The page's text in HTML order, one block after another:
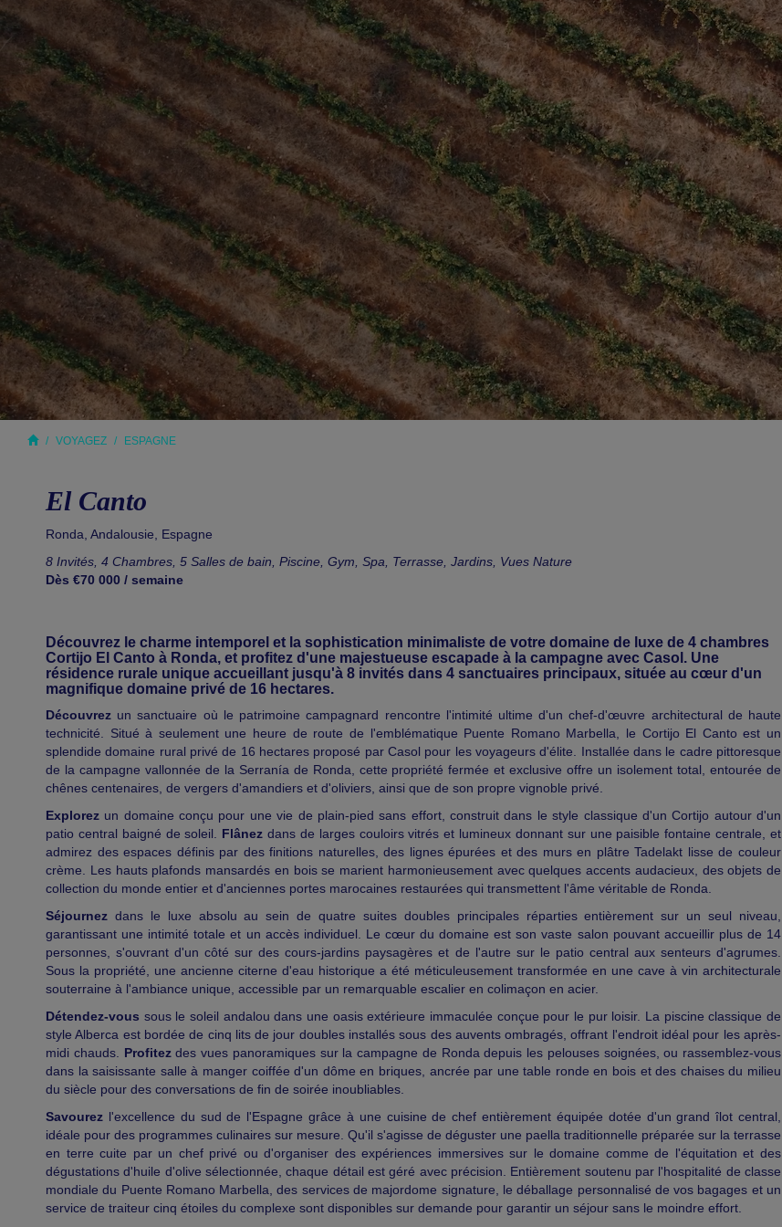
VOYAGEZ ESPAGNE
El Canto
Ronda, Andalousie, Espagne
8 Invités, 4 Chambres, 5 Salles de bain, Piscine, Gym, Spa, Terrasse, Jardins, Vues Nature
Dès €70 000 / semaine
Découvrez le charme intemporel et la sophistication minimaliste de votre domaine de luxe de 4 chambres
Cortijo El Canto à Ronda, et profitez d'une majestueuse escapade à la campagne avec Casol. Une
résidence rurale unique accueillant jusqu'à 8 invités dans 4 sanctuaires principaux, située au cœur d'un
magnifique domaine privé de 16 hectares.
Découvrez un sanctuaire où le patrimoine campagnard rencontre l'intimité ultime d'un chef-d'œuvre architectural de haute
technicité. Situé à seulement une heure de route de l'emblématique Puente Romano Marbella, le Cortijo El Canto est un
splendide domaine rural privé de 16 hectares proposé par Casol pour les voyageurs d'élite. Installée dans le cadre pittoresque
de la campagne vallonnée de la Serranía de Ronda, cette propriété fermée et exclusive offre un isolement total, entourée de
chênes centenaires, de vergers d'amandiers et d'oliviers, ainsi que de son propre vignoble privé.
Explorez un domaine conçu pour une vie de plain-pied sans effort, construit dans le style classique d'un Cortijo autour d'un
patio central baigné de soleil. Flânez dans de larges couloirs vitrés et lumineux donnant sur une paisible fontaine centrale, et
admirez des espaces définis par des finitions naturelles, des lignes épurées et des murs en plâtre Tadelakt lisse de couleur
crème. Les hauts plafonds mansardés en bois se marient harmonieusement avec quelques accents audacieux, des objets de
collection du monde entier et d'anciennes portes marocaines restaurées qui transmettent l'âme véritable de Ronda.
Séjournez dans le luxe absolu au sein de quatre suites doubles principales réparties entièrement sur un seul niveau,
garantissant une intimité totale et un accès individuel. Le cœur du domaine est son vaste salon pouvant accueillir plus de 14
personnes, s'ouvrant d'un côté sur des cours-jardins paysagères et de l'autre sur le patio central aux senteurs d'agrumes.
Sous la propriété, une ancienne citerne d'eau historique a été méticuleusement transformée en une cave à vin architecturale
souterraine à l'ambiance unique, accessible par un remarquable escalier en colimaçon en acier.
Détendez-vous sous le soleil andalou dans une oasis extérieure immaculée conçue pour le pur loisir. La piscine classique de
style Alberca est bordée de cinq lits de jour doubles installés sous des auvents ombragés, offrant l'endroit idéal pour les après-
midi chauds. Profitezdes vues panoramiques sur la campagne de Ronda depuis les pelouses soignées, ou rassemblez-vous
dans la saisissante salle à manger coiffée d'un dôme en briques, ancrée par une table ronde en bois et des chaises du milieu
du siècle pour des conversations de fin de soirée inoubliables.
Savourez l'excellence du sud de l'Espagne grâce à une cuisine de chef entièrement équipée dotée d'un grand îlot central,
idéale pour des programmes culinaires sur mesure. Qu'il s'agisse de déguster une paella traditionnelle préparée sur la terrasse
en terre cuite par un chef privé ou d'organiser des expériences immersives sur le domaine comme de l'équitation et des
dégustations d'huile d'olive sélectionnée, chaque détail est géré avec précision. Entièrement soutenu par l'hospitalité de classe
mondiale du Puente Romano Marbella, des services de majordome signature, le déballage personnalisé de vos bagages et un
service de traiteur cinq étoiles du complexe sont disponibles sur demande pour garantir un séjour sans le moindre effort.